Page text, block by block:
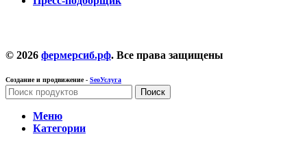
© 2026 фермерсиб.рф. Все права защищены
Создание и продвижение - SeoУслуга
Поиск
Меню
Категории